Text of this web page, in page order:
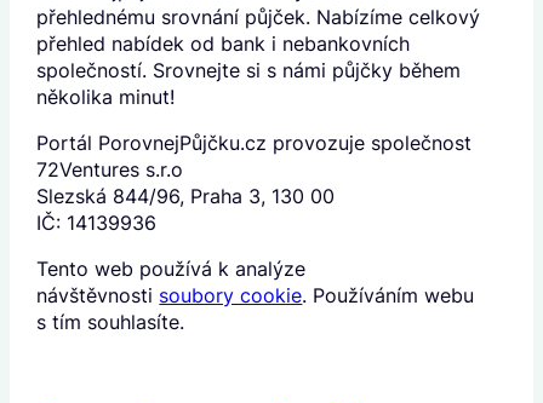
přehlednému srovnání půjček. Nabízíme celkový
přehled nabídek od bank i nebankovních
společností. Srovnejte si s námi půjčky během
několika minut!
Portál PorovnejPůjčku.cz provozuje společnost
72Ventures s.r.o
Slezská 844/96, Praha 3, 130 00
IČ: 14139936
Tento web používá k analýze
návštěvnosti soubory cookie. Používáním webu
s tím souhlasíte.